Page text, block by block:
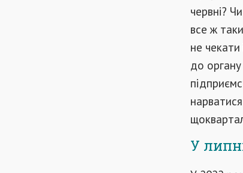
червні?
все ж
не
до
У